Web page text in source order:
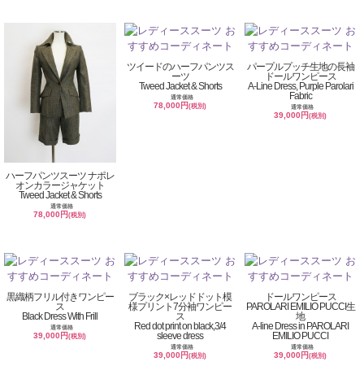
ハーフパンツスーツ ナポレ
オンカラージャケット
Tweed Jacket & Shorts
通常価格
78,000円(税別)
ツイードのハーフパンツス
ーツ
Tweed Jacket & Shorts
通常価格
78,000円(税別)
パープルプッチ生地の長袖
ドールワンピース
A-Line Dress, Purple Parolari
Fabric
通常価格
39,000円(税別)
黒織柄フリル付きワンピー
ス
Black Dress With Frill
通常価格
39,000円(税別)
ブラック×レッドドット模
様プリント7分袖ワンピー
ス
Red dot print on black,3/4
sleeve dress
通常価格
39,000円(税別)
ドールワンピース
PAROLARI EMILIO PUCCI生
地
A-line Dress in PAROLARI
EMILIO PUCCI
通常価格
39,000円(税別)